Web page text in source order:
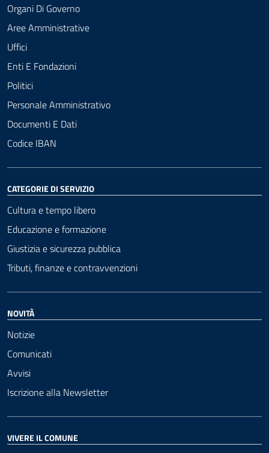
Organi Di Governo
Aree Amministrative
Uffici
Enti E Fondazioni
Politici
Personale Amministrativo
Documenti E Dati
Codice IBAN
CATEGORIE DI SERVIZIO
Cultura e tempo libero
Educazione e formazione
Giustizia e sicurezza pubblica
Tributi, finanze e contravvenzioni
NOVITÀ
Notizie
Comunicati
Avvisi
Iscrizione alla Newsletter
VIVERE IL COMUNE